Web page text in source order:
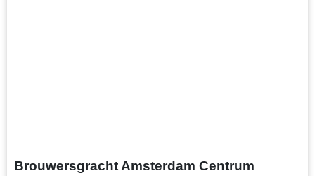
Brouwersgracht Amsterdam Centrum